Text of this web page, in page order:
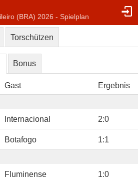
(BRA) 2026 - Spielplan
Torschützen
Bonus
Gast Ergebnis
Internacional 2:0
Botafogo 1:1
Fluminense 1:0